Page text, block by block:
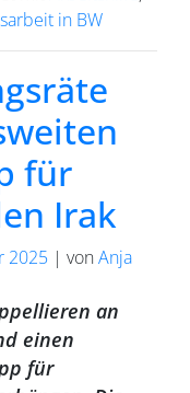
in BW
für
Irak
2025 | vonAnja
an
einen
für